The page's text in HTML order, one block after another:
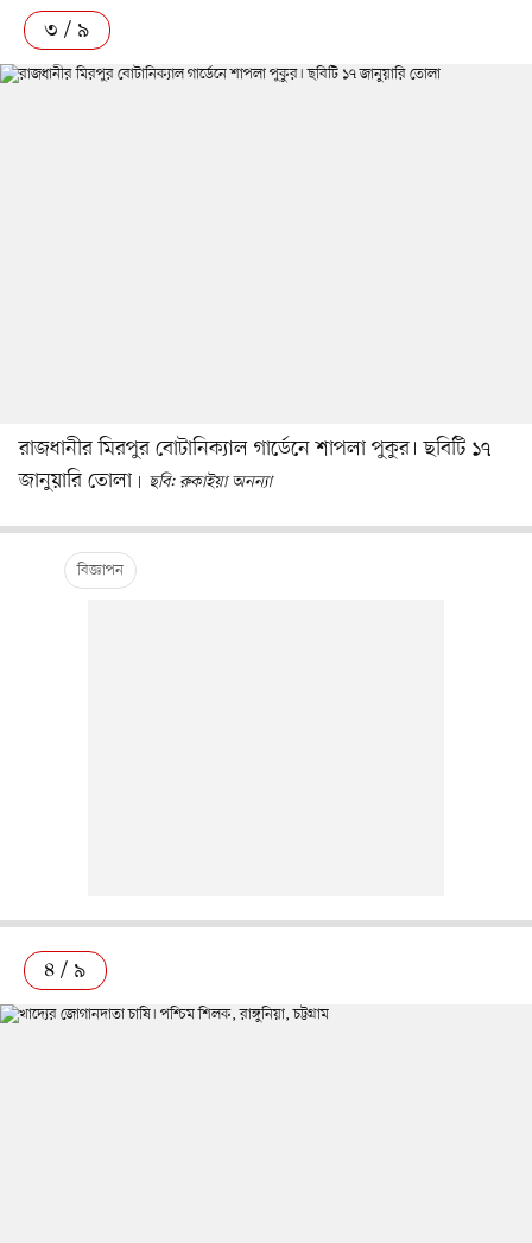
৩ / ৯
রাজধানীর মিরপুর বোটানিক্যাল গার্ডেনে শাপলা পুকুর। ছবিটি ১৭
জানুয়ারি তোলা
ছবি: রুকাইয়া অনন্যা
৪ / ৯